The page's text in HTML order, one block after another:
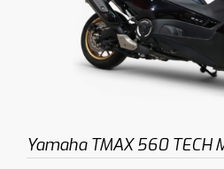
Yamaha TMAX 560 TECH